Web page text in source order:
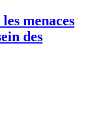
menaces
des